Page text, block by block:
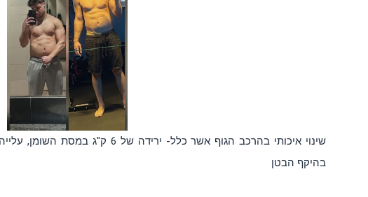
בהיקף הבטן